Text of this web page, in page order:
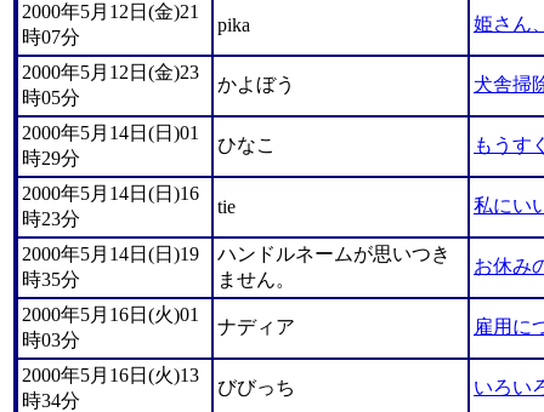
2000年5月12日(金)21
時07分
pika 姫さん
2000年5月12日(金)23
時05分
かよぼう 犬舎掃
2000年5月14日(日)01
時29分
ひなこ もうす
2000年5月14日(日)16
時23分
tie 私にい
2000年5月14日(日)19
時35分
ハンドルネームが思いつき
ません。
お休み
2000年5月16日(火)01
時03分
ナディア 雇用に
2000年5月16日(火)13
時34分
びびっち いろい